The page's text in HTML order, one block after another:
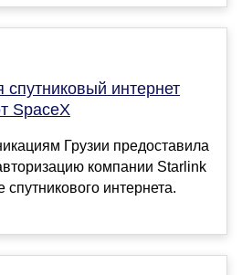
спутниковый интернет
SpaceX
Грузии предоставила
компании Starlink
спутникового интернета.